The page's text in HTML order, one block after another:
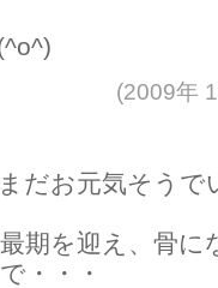
(2009年
だお元気そうで
期を迎え、骨に
・・・